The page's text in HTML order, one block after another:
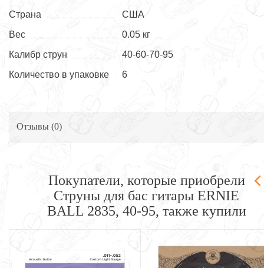
Страна
США
Вес
0.05 кг
Калибр струн
40-60-70-95
Количество в упаковке
6
Отзывы (0)
Покупатели, которые приобрели
Струны для бас гитары ERNIE
BALL 2835, 40-95, также купили